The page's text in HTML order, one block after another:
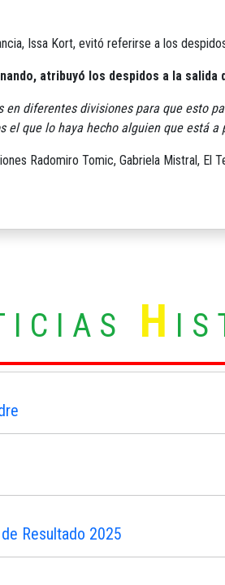
Issa Kort, evitó referirse a los
atribuyó los despidos a la
en diferentes divisiones para que esto
que lo haya hecho alguien que está a
Radomiro Tomic, Gabriela Mistral, El
H
Resultado 2025